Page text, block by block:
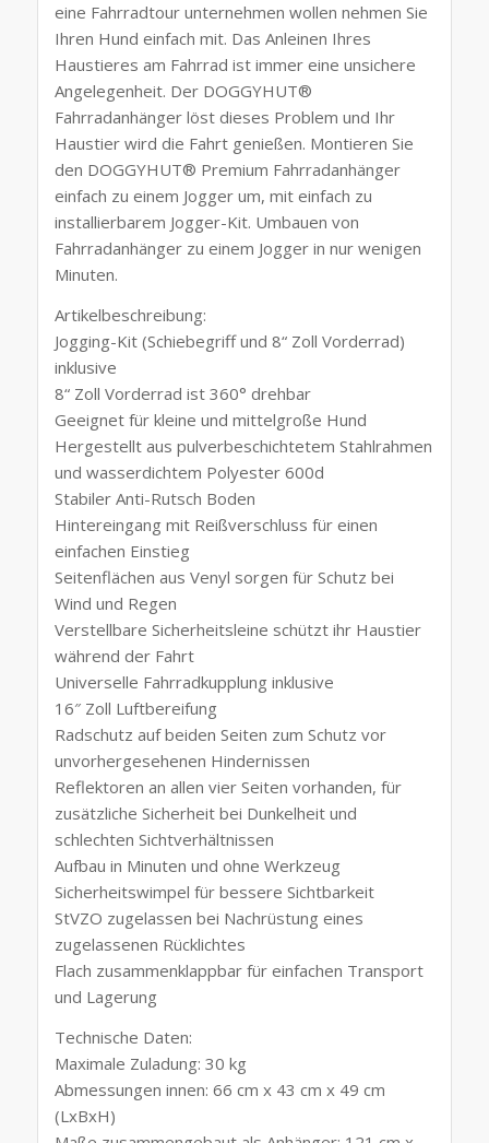
eine Fahrradtour unternehmen wollen nehmen Sie
Ihren Hund einfach mit. Das Anleinen Ihres
Haustieres am Fahrrad ist immer eine unsichere
Angelegenheit. Der DOGGYHUT®
Fahrradanhänger löst dieses Problem und Ihr
Haustier wird die Fahrt genießen. Montieren Sie
den DOGGYHUT® Premium Fahrradanhänger
einfach zu einem Jogger um, mit einfach zu
installierbarem Jogger-Kit. Umbauen von
Fahrradanhänger zu einem Jogger in nur wenigen
Minuten.
Artikelbeschreibung:
Jogging-Kit (Schiebegriff und 8“ Zoll Vorderrad)
inklusive
8“ Zoll Vorderrad ist 360° drehbar
Geeignet für kleine und mittelgroße Hund
Hergestellt aus pulverbeschichtetem Stahlrahmen
und wasserdichtem Polyester 600d
Stabiler Anti-Rutsch Boden
Hintereingang mit Reißverschluss für einen
einfachen Einstieg
Seitenflächen aus Venyl sorgen für Schutz bei
Wind und Regen
Verstellbare Sicherheitsleine schützt ihr Haustier
während der Fahrt
Universelle Fahrradkupplung inklusive
16″ Zoll Luftbereifung
Radschutz auf beiden Seiten zum Schutz vor
unvorhergesehenen Hindernissen
Reflektoren an allen vier Seiten vorhanden, für
zusätzliche Sicherheit bei Dunkelheit und
schlechten Sichtverhältnissen
Aufbau in Minuten und ohne Werkzeug
Sicherheitswimpel für bessere Sichtbarkeit
StVZO zugelassen bei Nachrüstung eines
zugelassenen Rücklichtes
Flach zusammenklappbar für einfachen Transport
und Lagerung
Technische Daten:
Maximale Zuladung: 30 kg
Abmessungen innen: 66 cm x 43 cm x 49 cm
(LxBxH)